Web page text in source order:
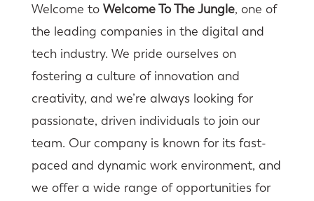
Welcome to Welcome To The Jungle, one of
the leading companies in the digital and
tech industry. We pride ourselves on
fostering a culture of innovation and
creativity, and we’re always looking for
passionate, driven individuals to join our
team. Our company is known for its fast-
paced and dynamic work environment, and
we offer a wide range of opportunities for